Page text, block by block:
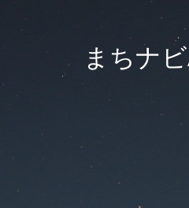
まちナ